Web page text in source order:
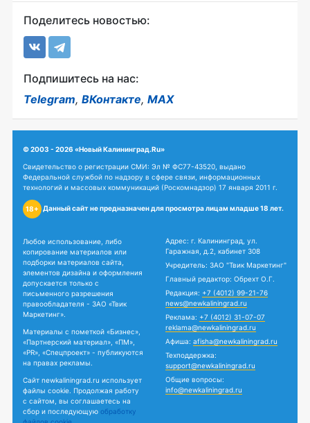
Поделитесь новостью:
Подпишитесь на нас:
Telegram, ВКонтакте, MAX
© 2003 - 2026 «Новый Калининград.Ru»
Свидетельство о регистрации СМИ: Эл № ФС77-43520, выдано
Федеральной службой по надзору в сфере связи, информационных
технологий и массовых коммуникаций (Роскомнадзор) 17 января 2011 г.
18+ Данный сайт не предназначен для просмотра лицам младше 18 лет.
Любое использование, либо
копирование материалов или
подборки материалов сайта,
элементов дизайна и оформления
допускается только с
письменного разрешения
правообладателя - ЗАО «Твик
Маркетинг».
Материалы с пометкой «Бизнес»,
«Партнерский материал», «ПМ»,
«PR», «Спецпроект» - публикуются
на правах рекламы.
Сайт newkaliningrad.ru использует
файлы cookie. Продолжая работу
с сайтом, вы соглашаетесь на
сбор и последующую обработку
Адрес: г. Калининград, ул.
Гаражная, д.2, кабинет 308
Учредитель: ЗАО "Твик Маркетинг"
Главный редактор: Обрехт О.Г.
Редакция: +7 (4012) 99-21-76
news@newkaliningrad.ru
Реклама: +7 (4012) 31-07-07
reklama@newkaliningrad.ru
Афиша: afisha@newkaliningrad.ru
Техподдержка:
support@newkaliningrad.ru
Общие вопросы:
info@newkaliningrad.ru